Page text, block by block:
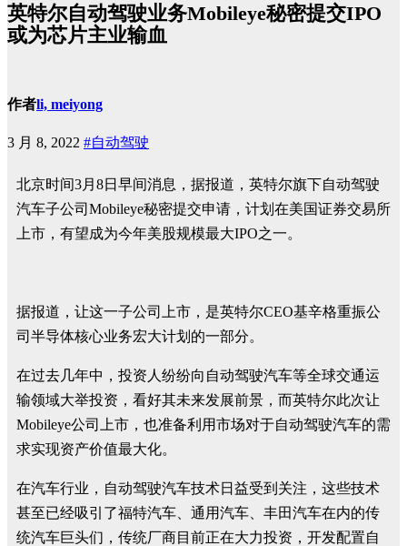
英特尔自动驾驶业务Mobileye秘密提交IPO
或为芯片主业输血
作者li, meiyong
3 月 8, 2022 #自动驾驶
北京时间3月8日早间消息，据报道， 英特尔旗下自动驾驶
汽车子公司Mobileye秘密提交申请，计划在美国证券交易所
上市，有望成为今年美股规模最大IPO之一。
据报道，让这一子公司上市，是英特尔CEO基辛格重振公
司半导体核心业务宏大计划的一部分。
在过去几年中，投资人纷纷向自动驾驶汽车等全球交通运
输领域大举投资，看好其未来发展前景，而英特尔此次让
Mobileye公司上市，也准备利用市场对于自动驾驶汽车的需
求实现资产价值最大化。
在汽车行业，自动驾驶汽车技术日益受到关注，这些技术
甚至已经吸引了福特汽车 通用汽车 丰田汽车在内的传
统汽车巨头们，传统厂商目前正在大力投资，开发配置自